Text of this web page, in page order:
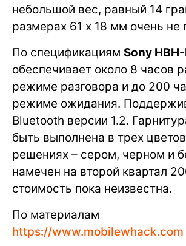
небольшой вес, равный 14
размерах 61 x 18 мм очень не
По спецификациям Sony
обеспечивает около 8 часов
режиме разговора и до 200
режиме ожидания.
Bluetooth версии 1.2.
быть выполнена в трех
решениях – сером, черном и
намечен на второй квартал
стоимость пока неизвестна.
По материалам
https://www.mobilewhack.com